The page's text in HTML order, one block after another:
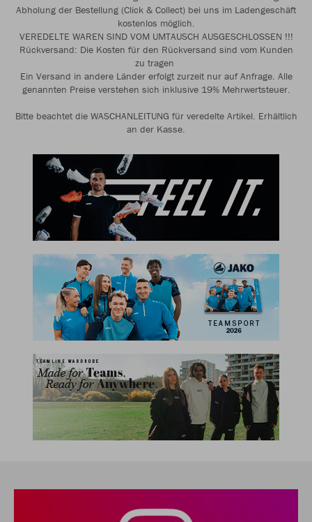
Abholung der Bestellung (Click & Collect) bei uns im Ladengeschäft
kostenlos möglich.
VEREDELTE WAREN SIND VOM UMTAUSCH AUSGESCHLOSSEN !!!
Rückversand: Die Kosten für den Rückversand sind vom Kunden
zu tragen
Ein Versand in andere Länder erfolgt zurzeit nur auf Anfrage. Alle
genannten Preise verstehen sich inklusive 19% Mehrwertsteuer.
Bitte beachtet die WASCHANLEITUNG für veredelte Artikel. Erhältlich
an der Kasse.